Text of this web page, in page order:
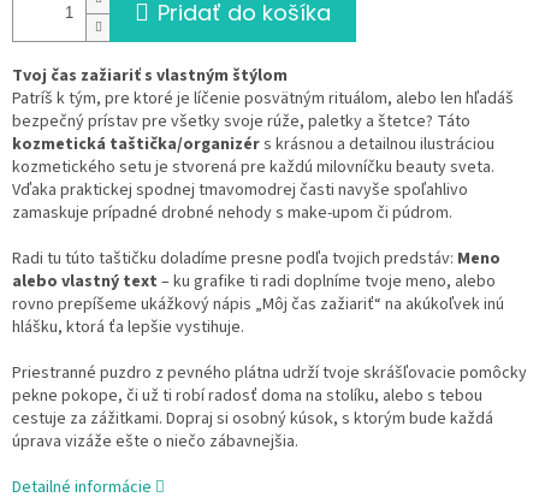
Pridať do košíka
Tvoj čas zažiariť s vlastným štýlom
Patríš k tým, pre ktoré je líčenie posvätným rituálom, alebo len hľadáš
bezpečný prístav pre všetky svoje rúže, paletky a štetce? Táto
kozmetická taštička/organizérs krásnou a detailnou ilustráciou
kozmetického setu je stvorená pre každú milovníčku beauty sveta.
Vďaka praktickej spodnej tmavomodrej časti navyše spoľahlivo
zamaskuje prípadné drobné nehody s make-upom či púdrom.
Radi tu túto taštičku doladíme presne podľa tvojich predstáv: Meno
alebo vlastný text – ku grafike ti radi doplníme tvoje meno, alebo
rovno prepíšeme ukážkový nápis „Môj čas zažiariť“ na akúkoľvek inú
hlášku, ktorá ťa lepšie vystihuje.
Priestranné puzdro z pevného plátna udrží tvoje skrášľovacie pomôcky
pekne pokope, či už ti robí radosť doma na stolíku, alebo s tebou
cestuje za zážitkami. Dopraj si osobný kúsok, s ktorým bude každá
úprava vizáže ešte o niečo zábavnejšia.
Detailné informácie